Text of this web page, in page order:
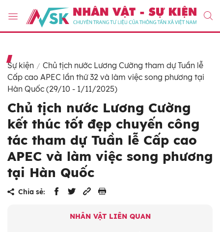
Sự kiện
Chủ tịch nước Lương Cường tham dự Tuần lễ
Cấp cao APEC lần thứ 32 và làm việc song phương tại
Hàn Quốc (29/10 - 1/11/2025)
Chủ tịch nước Lương Cường
kết thúc tốt đẹp chuyến công
tác tham dự Tuần lễ Cấp cao
APEC và làm việc song phương
tại Hàn Quốc
Chia sẻ:
NHÂN VẬT LIÊN QUAN